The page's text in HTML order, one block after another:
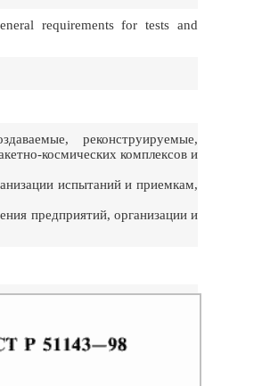
requirements for tests and
реконструируемые,
космических комплексов и
испытаний и приемкам,
предприятий, организации и